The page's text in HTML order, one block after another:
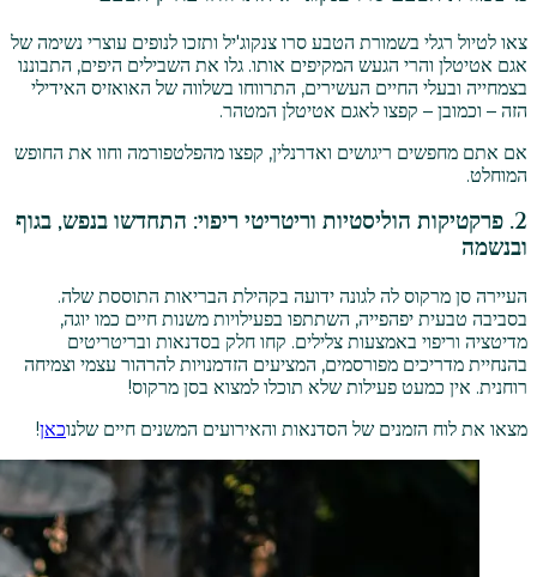
צאו לטיול רגלי בשמורת הטבע סרו צנקוג'יל ותזכו לנופים עוצרי נשימה של
אגם אטיטלן והרי הגעש המקיפים אותו. גלו את השבילים היפים, התבוננו
בצמחייה ובעלי החיים העשירים, התרווחו בשלווה של האואזיס האידילי
הזה – וכמובן – קפצו לאגם אטיטלן המטהר.
אם אתם מחפשים ריגושים ואדרנלין, קפצו מהפלטפורמה וחוו את החופש
המוחלט.
2. פרקטיקות הוליסטיות וריטריטי ריפוי: התחדשו בנפש, בגוף
ובנשמה
העיירה סן מרקוס לה לגונה ידועה בקהילת הבריאות התוססת שלה.
בסביבה טבעית יפהפייה, השתתפו בפעילויות משנות חיים כמו יוגה,
מדיטציה וריפוי באמצעות צלילים. קחו חלק בסדנאות ובריטריטים
בהנחיית מדריכים מפורסמים, המציעים הזדמנויות להרהור עצמי וצמיחה
רוחנית. אין כמעט פעילות שלא תוכלו למצוא בסן מרקוס!
מצאו את לוח הזמנים של הסדנאות והאירועים המשנים חיים שלנוכאן!